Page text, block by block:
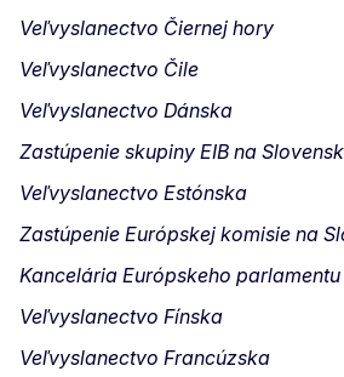
Veľvyslanectvo Čiernej hory
Veľvyslanectvo Čile
Veľvyslanectvo Dánska
Zastúpenie skupiny EIB na
Veľvyslanectvo Estónska
Zastúpenie Európskej komisie na
Kancelária Európskeho
Veľvyslanectvo Fínska
Veľvyslanectvo Francúzska